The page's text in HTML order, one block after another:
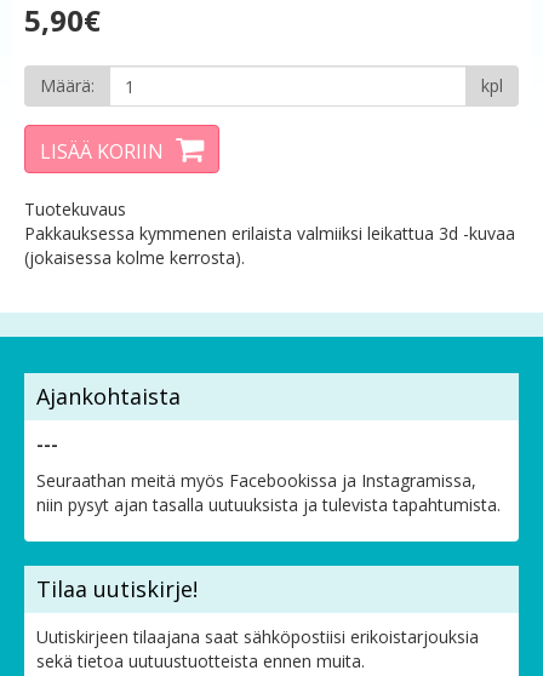
5,90€
Määrä: kpl
LISÄÄ KORIIN
Tuotekuvaus
Pakkauksessa kymmenen erilaista valmiiksi leikattua 3d -kuvaa
(jokaisessa kolme kerrosta).
Ajankohtaista
---
Seuraathan meitä myös Facebookissa ja Instagramissa,
niin pysyt ajan tasalla uutuuksista ja tulevista tapahtumista.
Tilaa uutiskirje!
Uutiskirjeen tilaajana saat sähköpostiisi erikoistarjouksia
sekä tietoa uutuustuotteista ennen muita.